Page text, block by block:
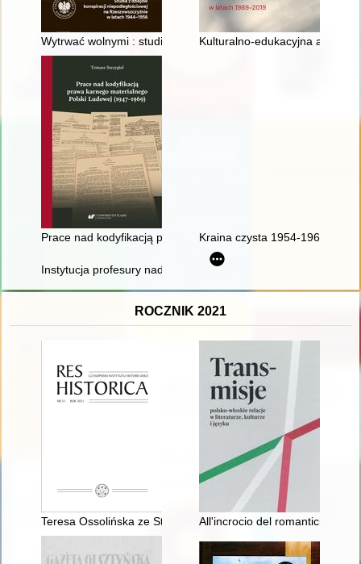
Wytrwać wolnymi : studia z dziejów konspiracji
Kulturalno-edukacyjna
Prace nad kodyfikacją prawa karnego materialnego Polski
Kraina czysta 1954-1964
Instytucja profesury nadzwyczajnej w polskim państwowym
ROCZNIK 2021
Teresa Ossolińska ze Stadnickich (1717-1776) : przyczynek
All'incrocio del romanticismo :